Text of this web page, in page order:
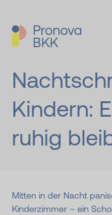
Kindern:
ruhig
Mitten in der Nacht
Kinderzimmer – ein